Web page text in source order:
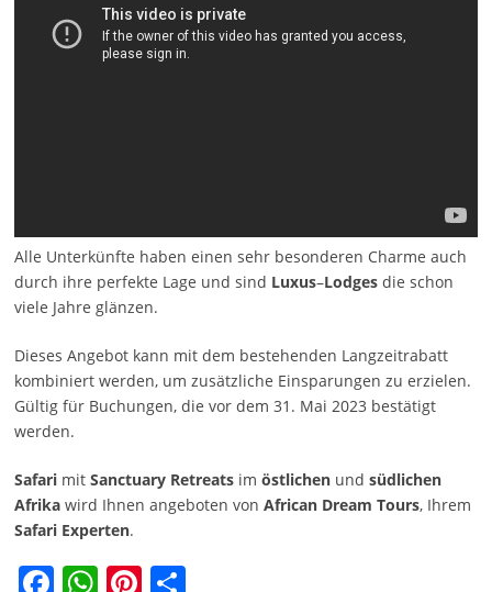
Alle Unterkünfte haben einen sehr besonderen Charme auch
durch ihre perfekte Lage und sind Luxus–Lodgesdie schon
viele Jahre glänzen.
Dieses Angebot kann mit dem bestehenden Langzeitrabatt
kombiniert werden, um zusätzliche Einsparungen zu erzielen.
Gültig für Buchungen, die vor dem 31. Mai 2023 bestätigt
werden.
Safarimit Sanctuary Retreatsim östlichenund südlichen
Afrikawird Ihnen angeboten von African Dream Tours, Ihrem
Safari Experten.
Facebook
WhatsApp
Pinterest
Teilen